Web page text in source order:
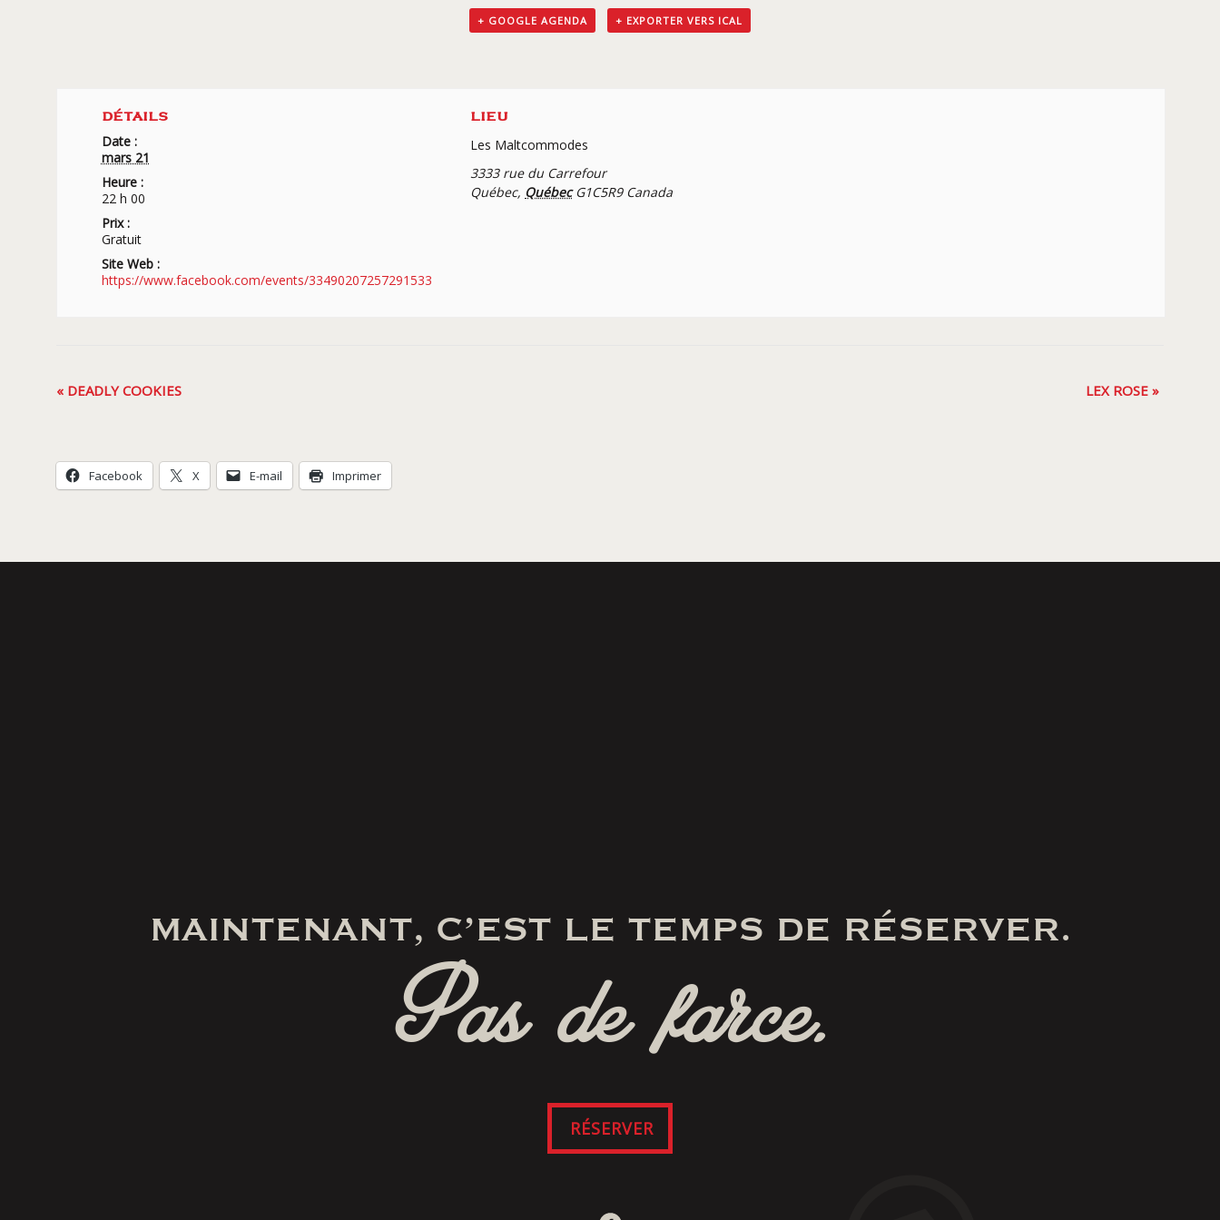
+ GOOGLE AGENDA + EXPORTER VERS ICAL
DÉTAILS
Date :
mars 21
Heure :
22 h 00
Prix :
Gratuit
Site Web :
https://www.facebook.com/events/33490207257291533
LIEU
Les Maltcommodes
3333 rue du Carrefour
Québec, Québec G1C5R9 Canada
Navigation
« DEADLY COOKIES LEX ROSE »
Facebook X E-mail Imprimer
MAINTENANT, C’EST LE TEMPS DE RÉSERVER.
Pas de farce.
RÉSERVER